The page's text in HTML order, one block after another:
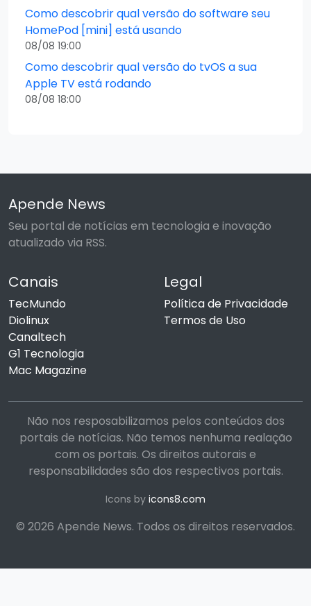
Como descobrir qual versão do software seu
HomePod [mini] está usando
08/08 19:00
Como descobrir qual versão do tvOS a sua
Apple TV está rodando
08/08 18:00
Apende News
Seu portal de notícias em tecnologia e inovação
atualizado via RSS.
Canais
TecMundo
Diolinux
Canaltech
G1 Tecnologia
Mac Magazine
Legal
Política de Privacidade
Termos de Uso
Não nos resposabilizamos pelos conteúdos dos
portais de notícias. Não temos nenhuma realação
com os portais. Os direitos autorais e
responsabilidades são dos respectivos portais.
Icons by icons8.com
© 2026 Apende News. Todos os direitos reservados.